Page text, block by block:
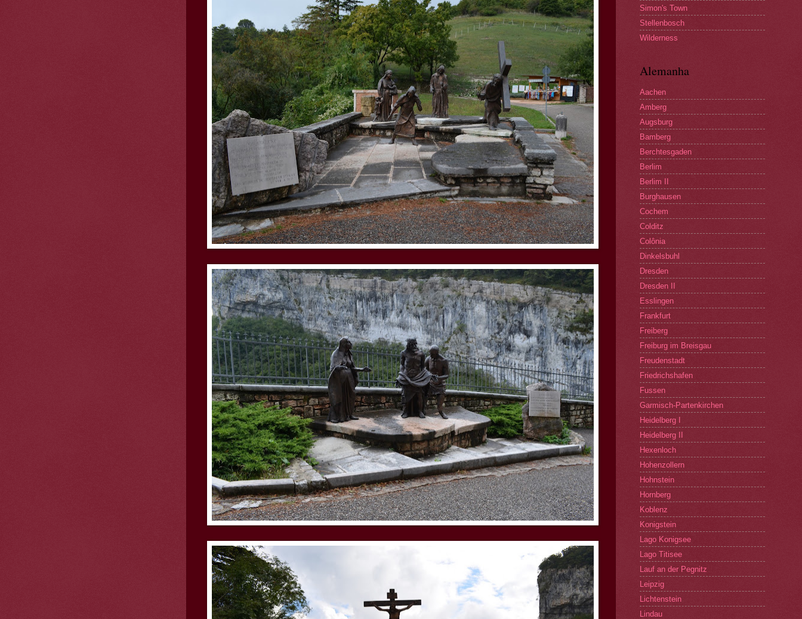
Simon's Town
Stellenbosch
Wilderness
Alemanha
Aachen
Amberg
Augsburg
Bamberg
Berchtesgaden
Berlim
Berlim II
Burghausen
Cochem
Colditz
Colônia
Dinkelsbuhl
Dresden
Dresden II
Esslingen
Frankfurt
Freiberg
Freiburg im Breisgau
Freudenstadt
Friedrichshafen
Fussen
Garmisch-Partenkirchen
Heidelberg I
Heidelberg II
Hexenloch
Hohenzollern
Hohnstein
Hornberg
Koblenz
Konigstein
Lago Konigsee
Lago Titisee
Lauf an der Pegnitz
Leipzig
Lichtenstein
Lindau